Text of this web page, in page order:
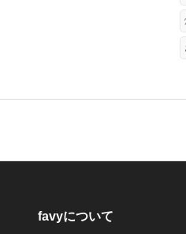
favyについて